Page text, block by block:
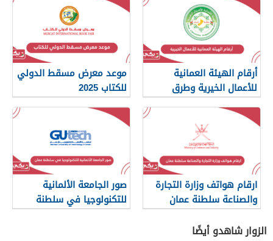
أرقام الهيئة العمانية
للأعمال الخيرية وطرق
التواصل
موعد معرض مسقط الدولي
للكتاب 2025
ارقام هواتف وزارة التجارة
والصناعة سلطنة عمان
صور الجامعة الألمانية
للتكنولوجيا في سلطنة
عمان
الزوار شاهدو أيضًا